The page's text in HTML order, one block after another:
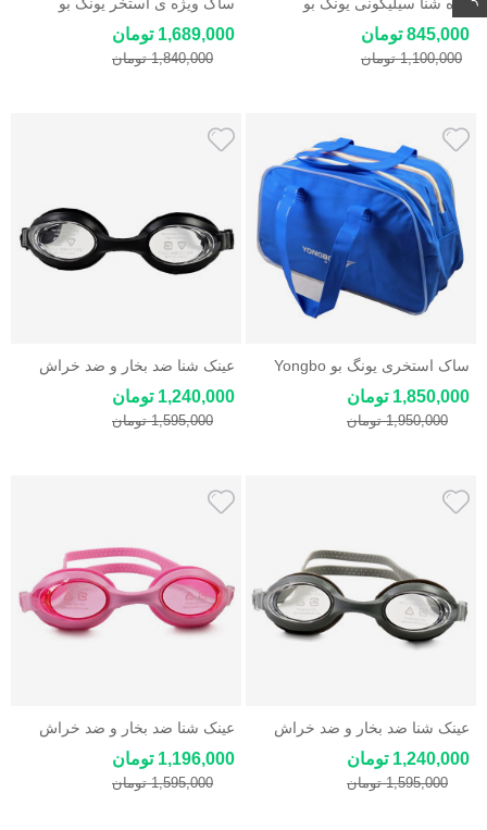
YONGBO
845,000 تومان
1,100,000 تومان
Yongbo
1,689,000 تومان
1,840,000 تومان
ساک استخری یونگ بو Yongbo
1,850,000 تومان
1,950,000 تومان
عینک شنا ضد بخار و ضد خراش
یونگ بو Yongbo
1,240,000 تومان
1,595,000 تومان
عینک شنا ضد بخار و ضد خراش
یونگ بو Yongbo
1,240,000 تومان
1,595,000 تومان
عینک شنا ضد بخار و ضد خراش
یونگ بو Yongbo
1,196,000 تومان
1,595,000 تومان